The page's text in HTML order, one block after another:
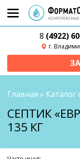
8 (4922)
г.
Главная » Каталог
СЕПТИК
135 КГ